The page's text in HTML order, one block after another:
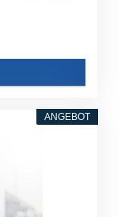
ANGEBOT